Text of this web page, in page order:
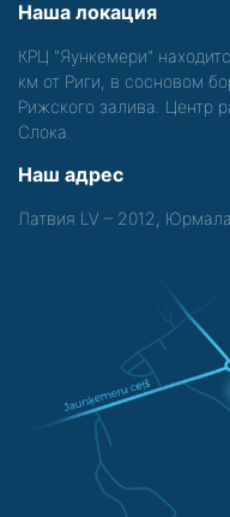
Наша локация
КРЦ "Яункемери"
км от Риги, в сосновом
Рижского залива. Центр
Слока.
Наш адрес
Латвия LV – 2012,